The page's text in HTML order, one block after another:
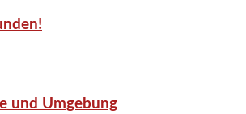
und Umgebung